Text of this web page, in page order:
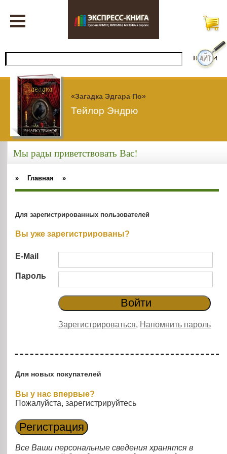
«Загадка Эдгара По»
Тейлор Эндрю
Мы рады приветствовать Вас!
» Главная »
Для зарегистрированных пользователей
Вы уже зарегистрированы?
E-Mail
Пароль
Зарегистрироваться, Напомнить пароль
Для новых покупателей
Вы у нас впервые?
Пожалуйста, зарегистрируйтесь
Все Ваши персональные сведения хранятся в